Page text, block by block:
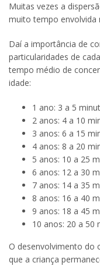
Muitas vezes a
muito tempo envolvida
Daí a importância de
particularidades de
tempo médio de
idade:
1 ano: 3 a 5
2 anos: 4 a 10
3 anos: 6 a 15
4 anos: 8 a 20
5 anos: 10 a 25
6 anos: 12 a 30
7 anos: 14 a 35
8 anos: 16 a 40
9 anos: 18 a 45
10 anos: 20 a 50
O desenvolvimento do
que a criança